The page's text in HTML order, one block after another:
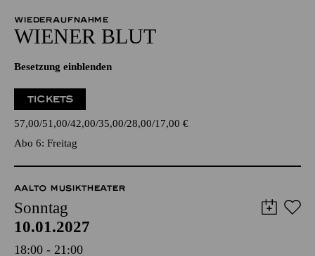
WIEDERAUFNAHME
WIENER BLUT
Besetzung einblenden
TICKETS
57,00 51,00 42,00 35,00 28,00 17,00 €
Abo 6: Freitag
AALTO MUSIKTHEATER
Sonntag
10.01.2027
18:00 - 21:00